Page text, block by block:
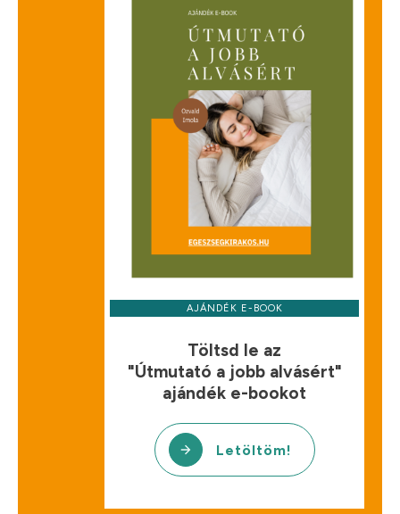
AJÁNDÉK E-BOOK
Töltsd le az
"Útmutató a jobb alvásért"
ajándék e-bookot
Letöltöm!